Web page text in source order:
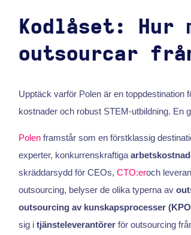
Kodlåset: Hur
outsourcar
Upptäck varför Polen är en toppdestination
kostnader och robust STEM-utbildning. En
Polenframstår som en förstklassig
experter, konkurrenskraftiga
skräddarsydd för CEOs, CTO:eroch
outsourcing, belyser de olika typerna av
outsourcing av kunskapsprocesser
sig i tjänsteleverantörerför outsourcing